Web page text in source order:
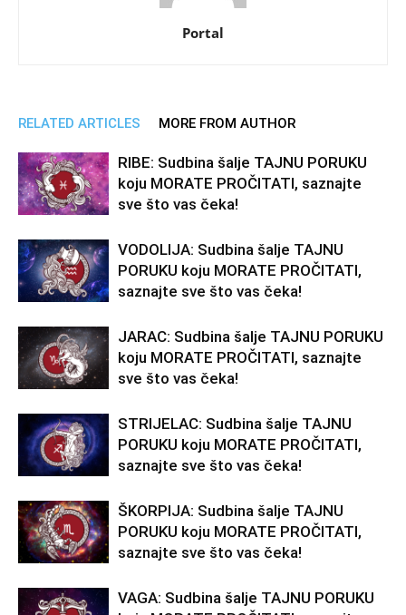
Portal
RELATED ARTICLES MORE FROM AUTHOR
RIBE: Sudbina šalje TAJNU PORUKU
koju MORATE PROČITATI, saznajte
sve što vas čeka!
VODOLIJA: Sudbina šalje TAJNU
PORUKU koju MORATE PROČITATI,
saznajte sve što vas čeka!
JARAC: Sudbina šalje TAJNU PORUKU
koju MORATE PROČITATI, saznajte
sve što vas čeka!
STRIJELAC: Sudbina šalje TAJNU
PORUKU koju MORATE PROČITATI,
saznajte sve što vas čeka!
ŠKORPIJA: Sudbina šalje TAJNU
PORUKU koju MORATE PROČITATI,
saznajte sve što vas čeka!
VAGA: Sudbina šalje TAJNU PORUKU